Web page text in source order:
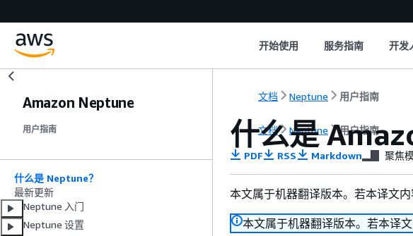
开始使用 服务指南 开发
Amazon Neptune
用户指南
什么是 Neptune？
最新更新
Neptune 入门
Neptune 设置
文档 Neptune 用户指南
文档 Neptune 用户指南
什么是
PDF RSS Markdown 聚焦
本文属于机器翻译版本。若本译文
本文属于机器翻译版本。若本译